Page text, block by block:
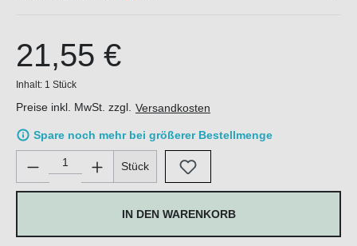
21,55 €
Inhalt: 1 Stück
Preise inkl. MwSt. zzgl. Versandkosten
Spare noch mehr bei größerer Bestellmenge
Produkt Anzahl: Gib den gewünschten Wert ein oder
Stück
IN DEN WARENKORB